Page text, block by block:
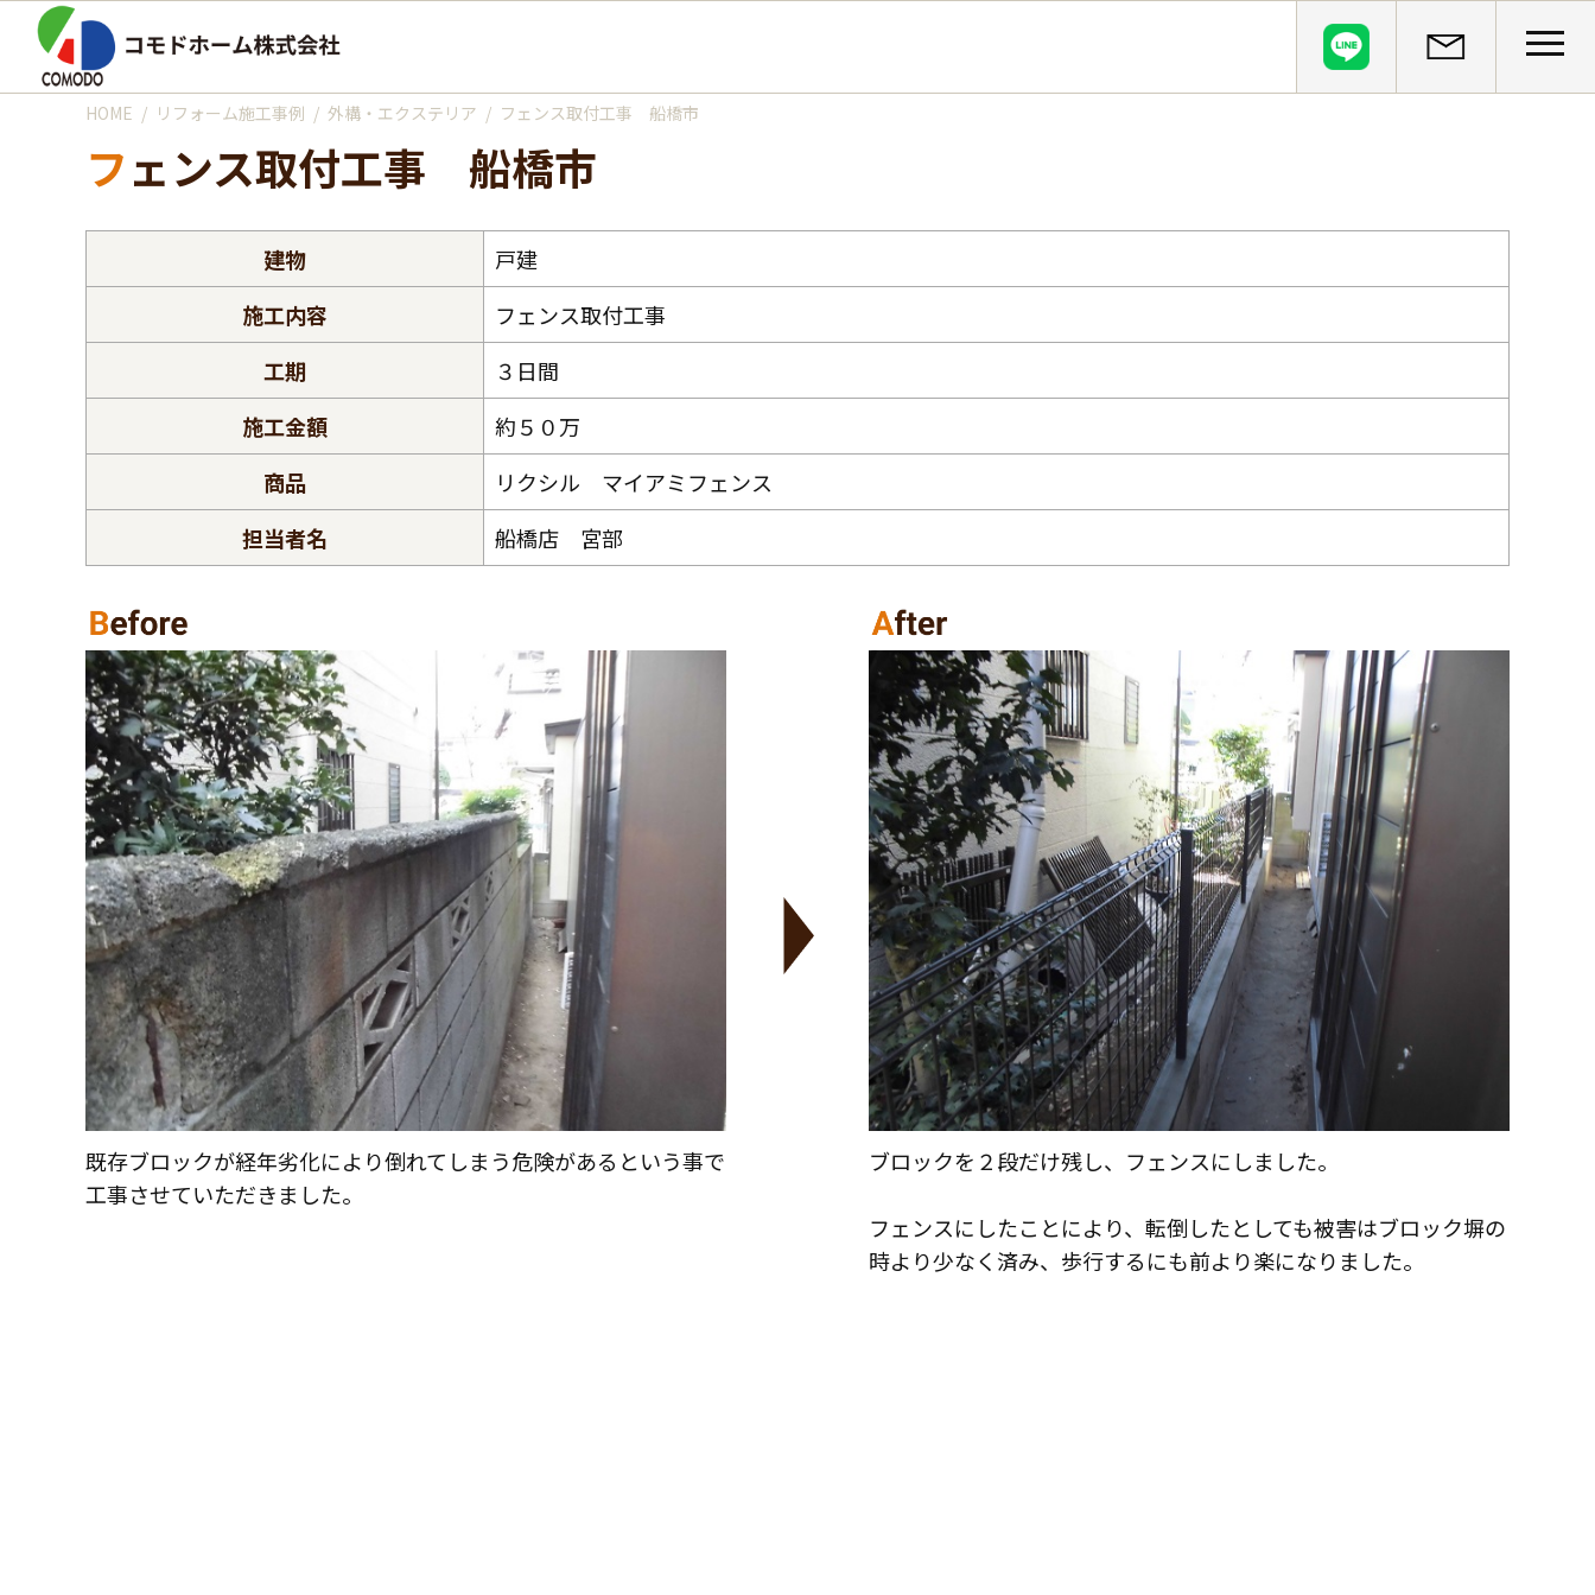
コモドホームについて
コモドホームの特長
リピート率70%超の理由
挑戦！地域No.1
お役立ち情報
はじめてのリフォーム
リフォームに必要な知識
リフォームにかかる費用
インフォメーション
会社概要
政府や行政への登録情報
店舗情報
スタッフ紹介
お問い合わせ
HOME リフォーム施工事例 外構・エクステリア フェンス取付工事 船橋市
フェンス取付工事 船橋市
建物
戸建
施工内容
フェンス取付工事
工期
３日間
施工金額
約５０万
商品
リクシル マイアミフェンス
担当者名
船橋店 宮部
既存ブロックが経年劣化により倒れてしまう危険があるという事で
工事させていただきました。
ブロックを２段だけ残し、フェンスにしました。
フェンスにしたことにより、転倒したとしても被害はブロック塀の
時より少なく済み、歩行するにも前より楽になりました。